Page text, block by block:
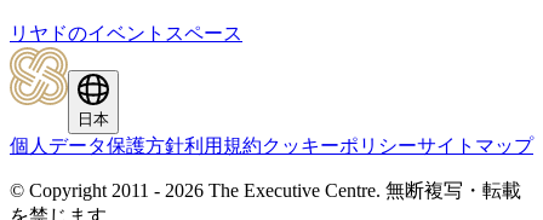
リヤドのイベントスペース
日本
個人データ保護方針利用規約クッキーポリシーサイトマップ
© Copyright 2011 - 2026 The Executive Centre. 無断複写・転載
を禁じます